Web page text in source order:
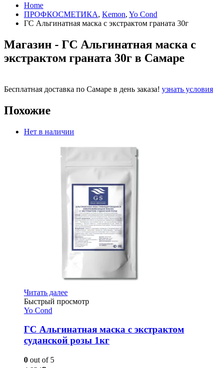
Home
ПРОФКОСМЕТИКА, Kemon, Yo Cond
ГС Альгинатная маска с экстрактом граната 30г
Магазин - ГС Альгинатная маска с
экстрактом граната 30г в Самаре
Бесплатная доставка по Самаре в день заказа! узнать условия
Похожие
Нет в наличии
Читать далее
Быстрый просмотр
Yo Cond
ГС Альгинатная маска с экстрактом
суданской розы 1кг
0 out of 5